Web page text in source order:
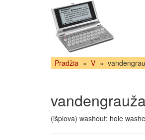
Pradžia » V »
vandengrauža
(išplova) washout; hole